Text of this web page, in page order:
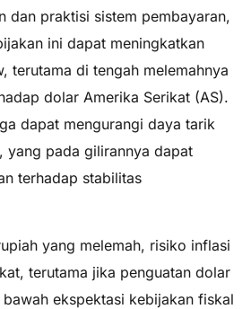
dan praktisi sistem pembayaran,
ini dapat meningkatkan
terutama di tengah melemahnya
dolar Amerika Serikat (AS).
dapat mengurangi daya tarik
yang pada gilirannya dapat
terhadap stabilitas
yang melemah, risiko inflasi
terutama jika penguatan dolar
ekspektasi kebijakan fiskal